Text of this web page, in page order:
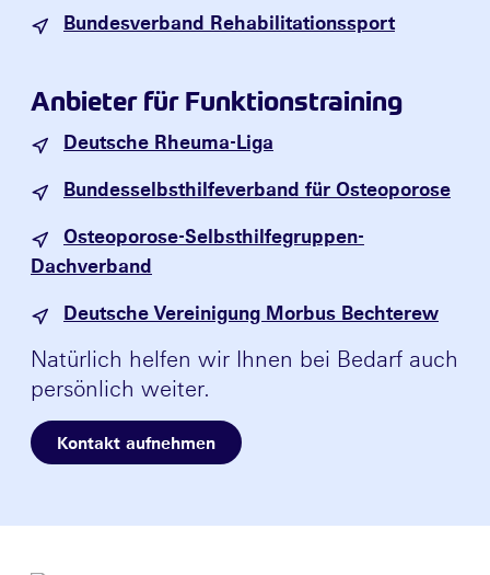
Bundesverband Rehabilitationssport
Anbieter für Funktionstraining
Deutsche Rheuma-Liga
Bundesselbsthilfeverband für Osteoporose
Osteoporose-Selbsthilfegruppen-
Dachverband
Deutsche Vereinigung Morbus Bechterew
Natürlich helfen wir Ihnen bei Bedarf auch
persönlich weiter.
Kontakt aufnehmen